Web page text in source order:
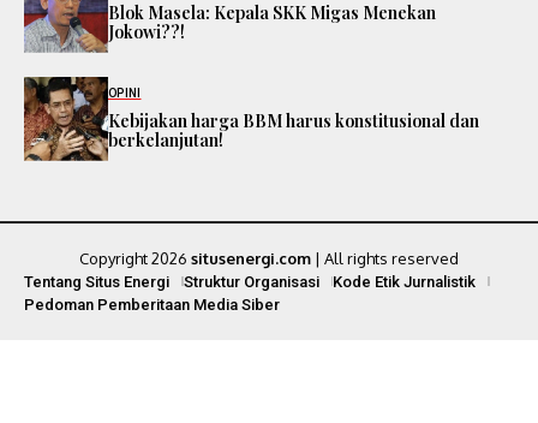
Blok Masela: Kepala SKK Migas Menekan
Jokowi??!
OPINI
Kebijakan harga BBM harus konstitusional dan
berkelanjutan!
Copyright 2026 situsenergi.com | All rights reserved
Tentang Situs Energi Struktur Organisasi
Kode Etik Jurnalistik
Pedoman Pemberitaan Media Siber